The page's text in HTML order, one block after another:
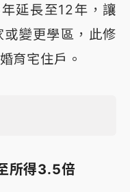
延長至12年，讓
變更學區，此修
育宅住戶。
所得3.5倍